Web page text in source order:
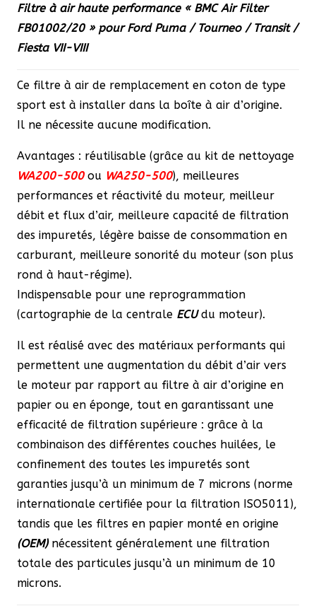
initial
était :
89,60 €.
actuel
est :
Filtre à air haute performance « BMC Air Filter
FB01002/20 » pour Ford Puma / Tourneo / Transit /
Fiesta VII-VIII
Ce filtre à air de remplacement en coton de type
sport est à installer dans la boîte à air d’origine.
Il ne nécessite aucune modification.
Avantages : réutilisable (grâce au kit de nettoyage
WA200-500ou WA250-500), meilleures
performances et réactivité du moteur, meilleur
débit et flux d’air, meilleure capacité de filtration
des impuretés, légère baisse de consommation en
carburant, meilleure sonorité du moteur (son plus
rond à haut-régime).
Indispensable pour une reprogrammation
(cartographie de la centrale ECUdu moteur).
Il est réalisé avec des matériaux performants qui
permettent une augmentation du débit d’air vers
le moteur par rapport au filtre à air d’origine en
papier ou en éponge, tout en garantissant une
efficacité de filtration supérieure : grâce à la
combinaison des différentes couches huilées, le
confinement des toutes les impuretés sont
garanties jusqu’à un minimum de 7 microns (norme
internationale certifiée pour la filtration ISO5011),
tandis que les filtres en papier monté en origine
(OEM)nécessitent généralement une filtration
totale des particules jusqu’à un minimum de 10
microns.